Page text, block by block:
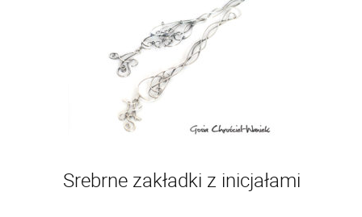
Srebrne zakładki z inicjałami